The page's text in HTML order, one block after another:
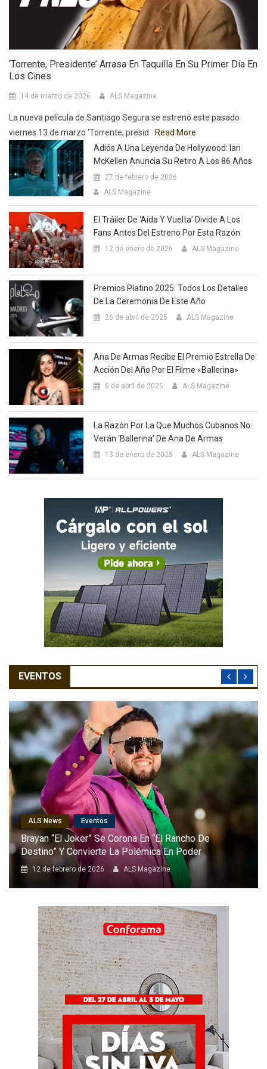
‘Torrente, Presidente’ Arrasa En Taquilla En Su Primer Día En
Los Cines
14 de marzo de 2026 ALS Magazine
La nueva película de Santiago Segura se estrenó este pasado
viernes 13 de marzo ‘Torrente, presid
Read More
Adiós A Una Leyenda De Hollywood: Ian
McKellen Anuncia Su Retiro A Los 86 Años
27 de febrero de 2026
ALS Magazine
El Tráiler De ‘Aída Y Vuelta’ Divide A Los
Fans Antes Del Estreno Por Esta Razón
12 de enero de 2026 ALS Magazine
Premios Platino 2025: Todos Los Detalles
De La Ceremonia De Este Año
26 de abril de 2025 ALS Magazine
Ana De Armas Recibe El Premio Estrella De
Acción Del Año Por El Filme «Ballerina»
6 de abril de 2025 ALS Magazine
La Razón Por La Que Muchos Cubanos No
Verán ‘Ballerina’ De Ana De Armas
13 de enero de 2025 ALS Magazine
EVENTOS
ALS News Eventos
Brayan “El Joker” Se Corona En “El Rancho De
Destino” Y Convierte La Polémica En Poder
12 de febrero de 2026 ALS Magazine